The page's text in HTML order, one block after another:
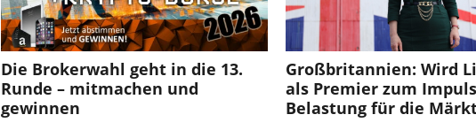
Die Brokerwahl geht in die 13.
Runde – mitmachen und
gewinnen
Großbritannien: Wird
als Premier zum
Belastung für die